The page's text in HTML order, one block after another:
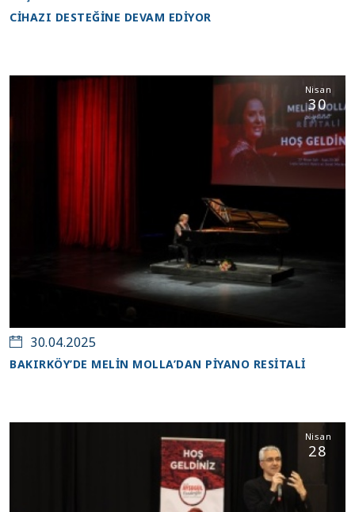
CİHAZI DESTEĞİNE DEVAM EDİYOR
Nisan
30
30.04.2025
BAKIRKÖY’DE MELİN MOLLA’DAN PİYANO RESİTALİ
Nisan
28